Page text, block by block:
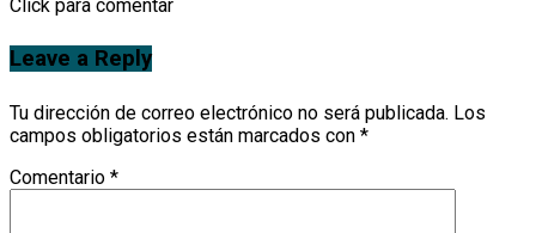
Click para comentar
Leave a Reply
Tu dirección de correo electrónico no será publicada. Los
campos obligatorios están marcados con *
Comentario *